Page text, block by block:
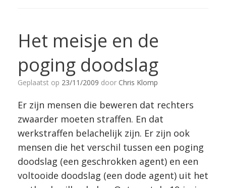
Het meisje en de
poging doodslag
Geplaatst op 23/11/2009 door Chris Klomp
Er zijn mensen die beweren dat rechters
zwaarder moeten straffen. En dat
werkstraffen belachelijk zijn. Er zijn ook
mensen die het verschil tussen een poging
doodslag (een geschrokken agent) en een
voltooide doodslag (een dode agent) uit het